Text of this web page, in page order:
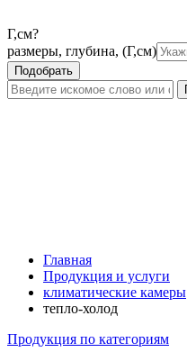
Г,см?
размеры, глубина, (Г,см)
Главная
Продукция и услуги
климатические камеры
тепло-холод
Продукция по категориям